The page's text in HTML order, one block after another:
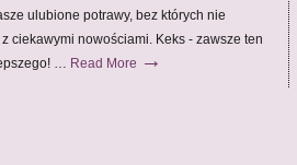
ulubione potrawy, bez których nie
ciekawymi nowościami. Keks - zawsze ten
… Read More →